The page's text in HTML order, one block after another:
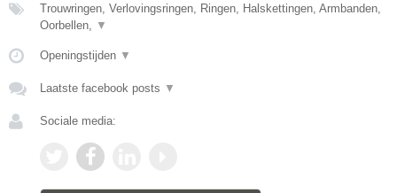
Trouwringen, Verlovingsringen, Ringen, Halskettingen, Armbanden,
Oorbellen, ▼
Openingstijden ▼
Laatste facebook posts ▼
Sociale media: